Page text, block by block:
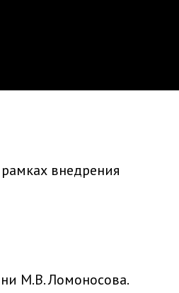
внедрения
М.В. Ломоносова.